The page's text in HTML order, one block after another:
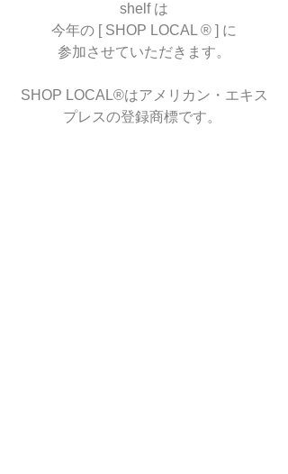
shelf は
今年の [ SHOP LOCAL ® ] に
参加させていただきます。
SHOP LOCAL®はアメリカン・エキス
プレスの登録商標です。